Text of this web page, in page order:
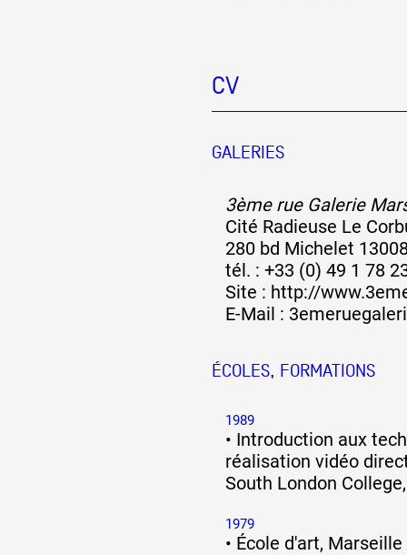
CV
GALERIES
3ème rue Galerie
Cité Radieuse Le
280 bd Michelet
tél. : +33 (0) 49 1 78
Site : http://
E-Mail :
ÉCOLES, FORMATIONS
1989
• Introduction aux
réalisation vidéo
South London
1979
• École d'art, Marseille